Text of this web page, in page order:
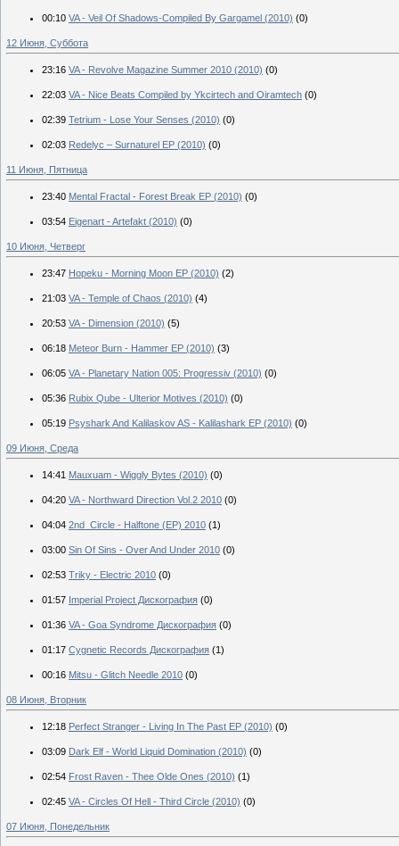
00:10 VA - Veil Of Shadows-Compiled By Gargamel (2010) (0)
12 Июня, Суббота
23:16 VA - Revolve Magazine Summer 2010 (2010) (0)
22:03 VA - Nice Beats Compiled by Ykcirtech and Oiramtech (0)
02:39 Tetrium - Lose Your Senses (2010) (0)
02:03 Redelyc – Surnaturel EP (2010) (0)
11 Июня, Пятница
23:40 Mental Fractal - Forest Break EP (2010) (0)
03:54 Eigenart - Artefakt (2010) (0)
10 Июня, Четверг
23:47 Hopeku - Morning Moon EP (2010) (2)
21:03 VA - Temple of Chaos (2010) (4)
20:53 VA - Dimension (2010) (5)
06:18 Meteor Burn - Hammer EP (2010) (3)
06:05 VA - Planetary Nation 005: Progressiv (2010) (0)
05:36 Rubix Qube - Ulterior Motives (2010) (0)
05:19 Psyshark And Kalilaskov AS - Kalilashark EP (2010) (0)
09 Июня, Среда
14:41 Mauxuam - Wiggly Bytes (2010) (0)
04:20 VA - Northward Direction Vol.2 2010 (0)
04:04 2nd_Circle - Halftone (EP) 2010 (1)
03:00 Sin Of Sins - Over And Under 2010 (0)
02:53 Triky - Electric 2010 (0)
01:57 Imperial Project Дискография (0)
01:36 VA - Goa Syndrome Дискография (0)
01:17 Cygnetic Records Дискография (1)
00:16 Mitsu - Glitch Needle 2010 (0)
08 Июня, Вторник
12:18 Perfect Stranger - Living In The Past EP (2010) (0)
03:09 Dark Elf - World Liquid Domination (2010) (0)
02:54 Frost Raven - Thee Olde Ones (2010) (1)
02:45 VA - Circles Of Hell - Third Circle (2010) (0)
07 Июня, Понедельник